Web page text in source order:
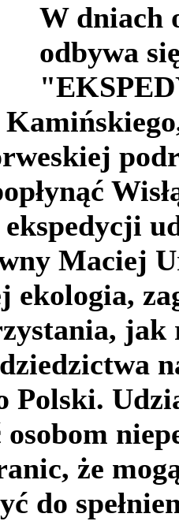
W dniach
odbywa
Maciej
ekologia,
Polski.
że
do